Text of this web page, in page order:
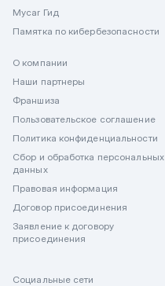
Mycar Гид
Памятка по кибербезопасности
О компании
Наши партнеры
Франшиза
Пользовательское соглашение
Политика конфиденциальности
Сбор и обработка персональных
данных
Правовая информация
Договор присоединения
Заявление к договору
присоединения
Социальные сети